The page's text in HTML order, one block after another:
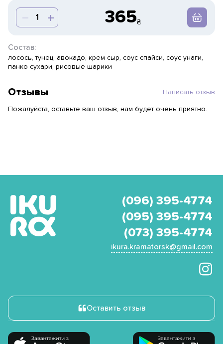
365
Состав:
лосось, тунец, авокадо, крем сыр, соус спайси, соус унаги,
панко сухари, рисовые шарики
Отзывы Написать отзыв
Пожалуйста, оставьте ваш отзыв, нам будет очень приятно.
(096) 395-4774
(095) 395-4774
(073) 395-4774
ikura.kramatorsk@gmail.com
Оставить отзыв